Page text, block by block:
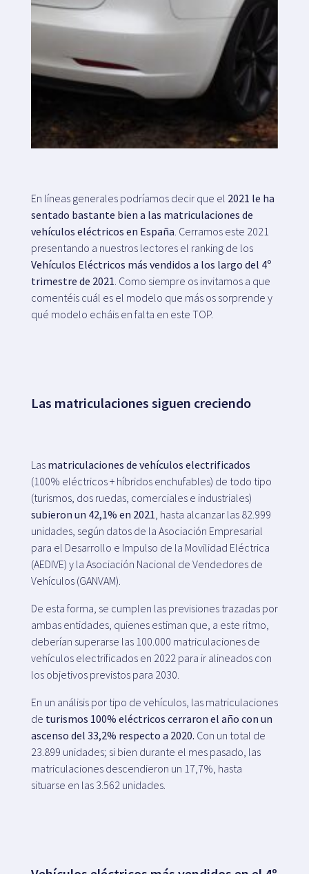
Proponer ubicación
Atención al cliente
+34 979 300 500
En líneas generales podríamos decir que el 2021 le ha
sentado bastante bien a las matriculaciones de
vehículos eléctricos en España. Cerramos este 2021
presentando a nuestros lectores el ranking de los
Vehículos Eléctricos más vendidos a los largo del 4º
trimestre de 2021. Como siempre os invitamos a que
comentéis cuál es el modelo que más os sorprende y
qué modelo echáis en falta en este TOP.
Las matriculaciones siguen creciendo
Las matriculaciones de vehículos electrificados
(100% eléctricos + híbridos enchufables) de todo tipo
(turismos, dos ruedas, comerciales e industriales)
subieron un 42,1% en 2021, hasta alcanzar las 82.999
unidades, según datos de la Asociación Empresarial
para el Desarrollo e Impulso de la Movilidad Eléctrica
(AEDIVE) y la Asociación Nacional de Vendedores de
Vehículos (GANVAM).
De esta forma, se cumplen las previsiones trazadas por
ambas entidades, quienes estiman que, a este ritmo,
deberían superarse las 100.000 matriculaciones de
vehículos electrificados en 2022 para ir alineados con
los objetivos previstos para 2030.
En un análisis por tipo de vehículos, las matriculaciones
de turismos 100% eléctricos cerraron el año con un
ascenso del 33,2% respecto a 2020. Con un total de
23.899 unidades; si bien durante el mes pasado, las
matriculaciones descendieron un 17,7%, hasta
situarse en las 3.562 unidades.